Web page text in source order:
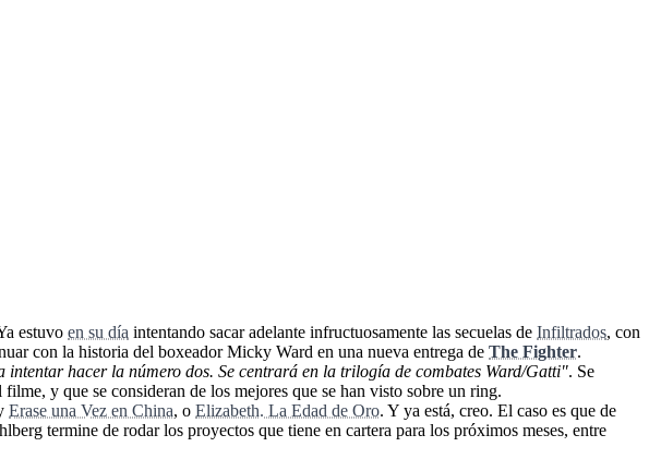
estuvo en su día intentando sacar adelante infructuosamente las secuelas de Infiltrados, con
con la historia del boxeador Micky Ward en una nueva entrega de The Fighter.
intentar hacer la número dos. Se centrará en la trilogía de combates Ward/Gatti". Se
y que se consideran de los mejores que se han visto sobre un ring.
Erase una Vez en China, o Elizabeth. La Edad de Oro. Y ya está, creo. El caso es que de
termine de rodar los proyectos que tiene en cartera para los próximos meses, entre